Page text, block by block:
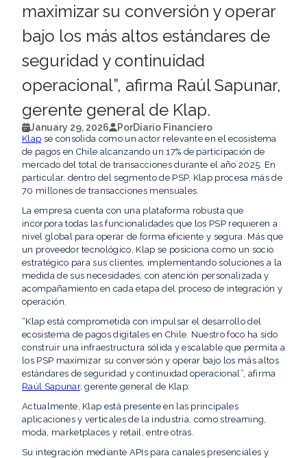
maximizar su conversión y operar
bajo los más altos estándares de
seguridad y continuidad
operacional”, afirma Raúl Sapunar,
gerente general de Klap.
January 29, 2026 PorDiario Financiero
Klap se consolida como un actor relevante en el ecosistema
de pagos en Chile alcanzando un 17% de participación de
mercado del total de transacciones durante el año 2025. En
particular, dentro del segmento de PSP, Klap procesa más de
70 millones de transacciones mensuales.
La empresa cuenta con una plataforma robusta que
incorpora todas las funcionalidades que los PSP requieren a
nivel global para operar de forma eficiente y segura. Más que
un proveedor tecnológico, Klap se posiciona como un socio
estratégico para sus clientes, implementando soluciones a la
medida de sus necesidades, con atención personalizada y
acompañamiento en cada etapa del proceso de integración y
operación.
“Klap está comprometida con impulsar el desarrollo del
ecosistema de pagos digitales en Chile. Nuestro foco ha sido
construir una infraestructura sólida y escalable que permita a
los PSP maximizar su conversión y operar bajo los más altos
estándares de seguridad y continuidad operacional”, afirma
Raúl Sapunar, gerente general de Klap.
Actualmente, Klap está presente en las principales
aplicaciones y verticales de la industria, como streaming,
moda, marketplaces y retail, entre otras.
Su integración mediante APIs para canales presenciales y